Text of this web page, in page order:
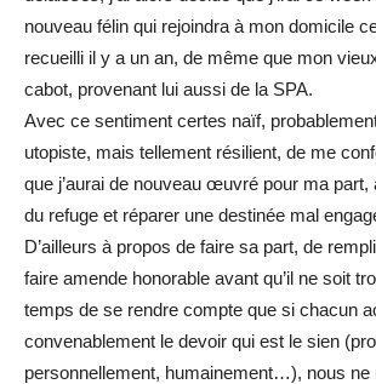
nouveau félin qui rejoindra à mon domicile
recueilli il y a un an, de même que mon
cabot, provenant lui aussi de la SPA.
Avec ce sentiment certes naïf,
utopiste, mais tellement résilient, de me
que j’aurai de nouveau œuvré pour ma part,
du refuge et réparer une destinée mal
D’ailleurs à propos de faire sa part, de
faire amende honorable avant qu’il ne soit
temps de se rendre compte que si chacun
convenablement le devoir qui est le sien
personnellement, humainement…), nous ne